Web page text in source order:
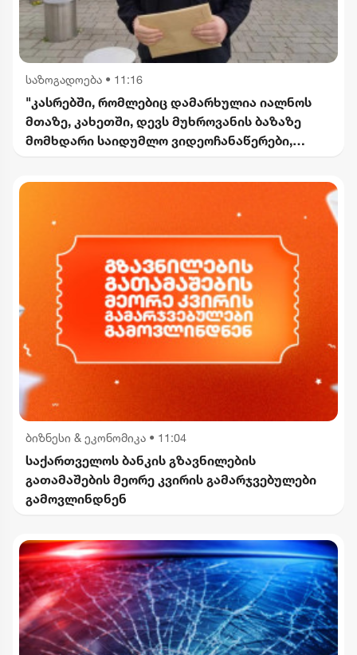
საზოგადოება • 11:16
"კასრებში, რომლებიც დამარხულია იალნოს
მთაზე, კახეთში, დევს მუხროვანის ბაზაზე
მომხდარი საიდუმლო ვიდეოჩანაწერები,
ბიზნესი & ეკონომიკა • 11:04
საქართველოს ბანკის გზავნილების
გათამაშების მეორე კვირის გამარჯვებულები
გამოვლინდნენ